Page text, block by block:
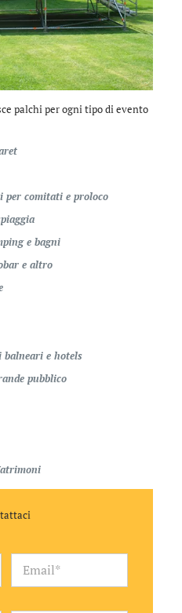
palchi per ogni tipo di evento
per comitati e proloco
e bagni
e altro
e hotels
pubblico
c
E
a